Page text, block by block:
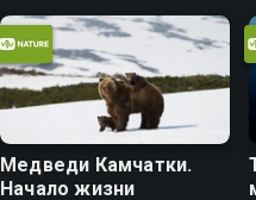
Медведи Камчатки.
Начало жизни